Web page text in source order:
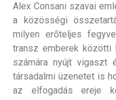
Alex Consani szavai
a közösségi
milyen erőteljes
transz emberek közötti
számára nyújt vigaszt
társadalmi üzenetet is
az elfogadás ereje